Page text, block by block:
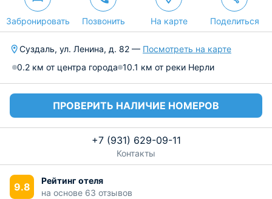
Забронировать Позвонить На карте Поделиться
Суздаль, ул. Ленина, д. 82 — Посмотреть на карте
0.2 км от центра города 10.1 км от реки Нерли
ПРОВЕРИТЬ НАЛИЧИЕ НОМЕРОВ
+7 (931) 629-09-11
Контакты
9.8
Рейтинг отеля
на основе 63 отзывов